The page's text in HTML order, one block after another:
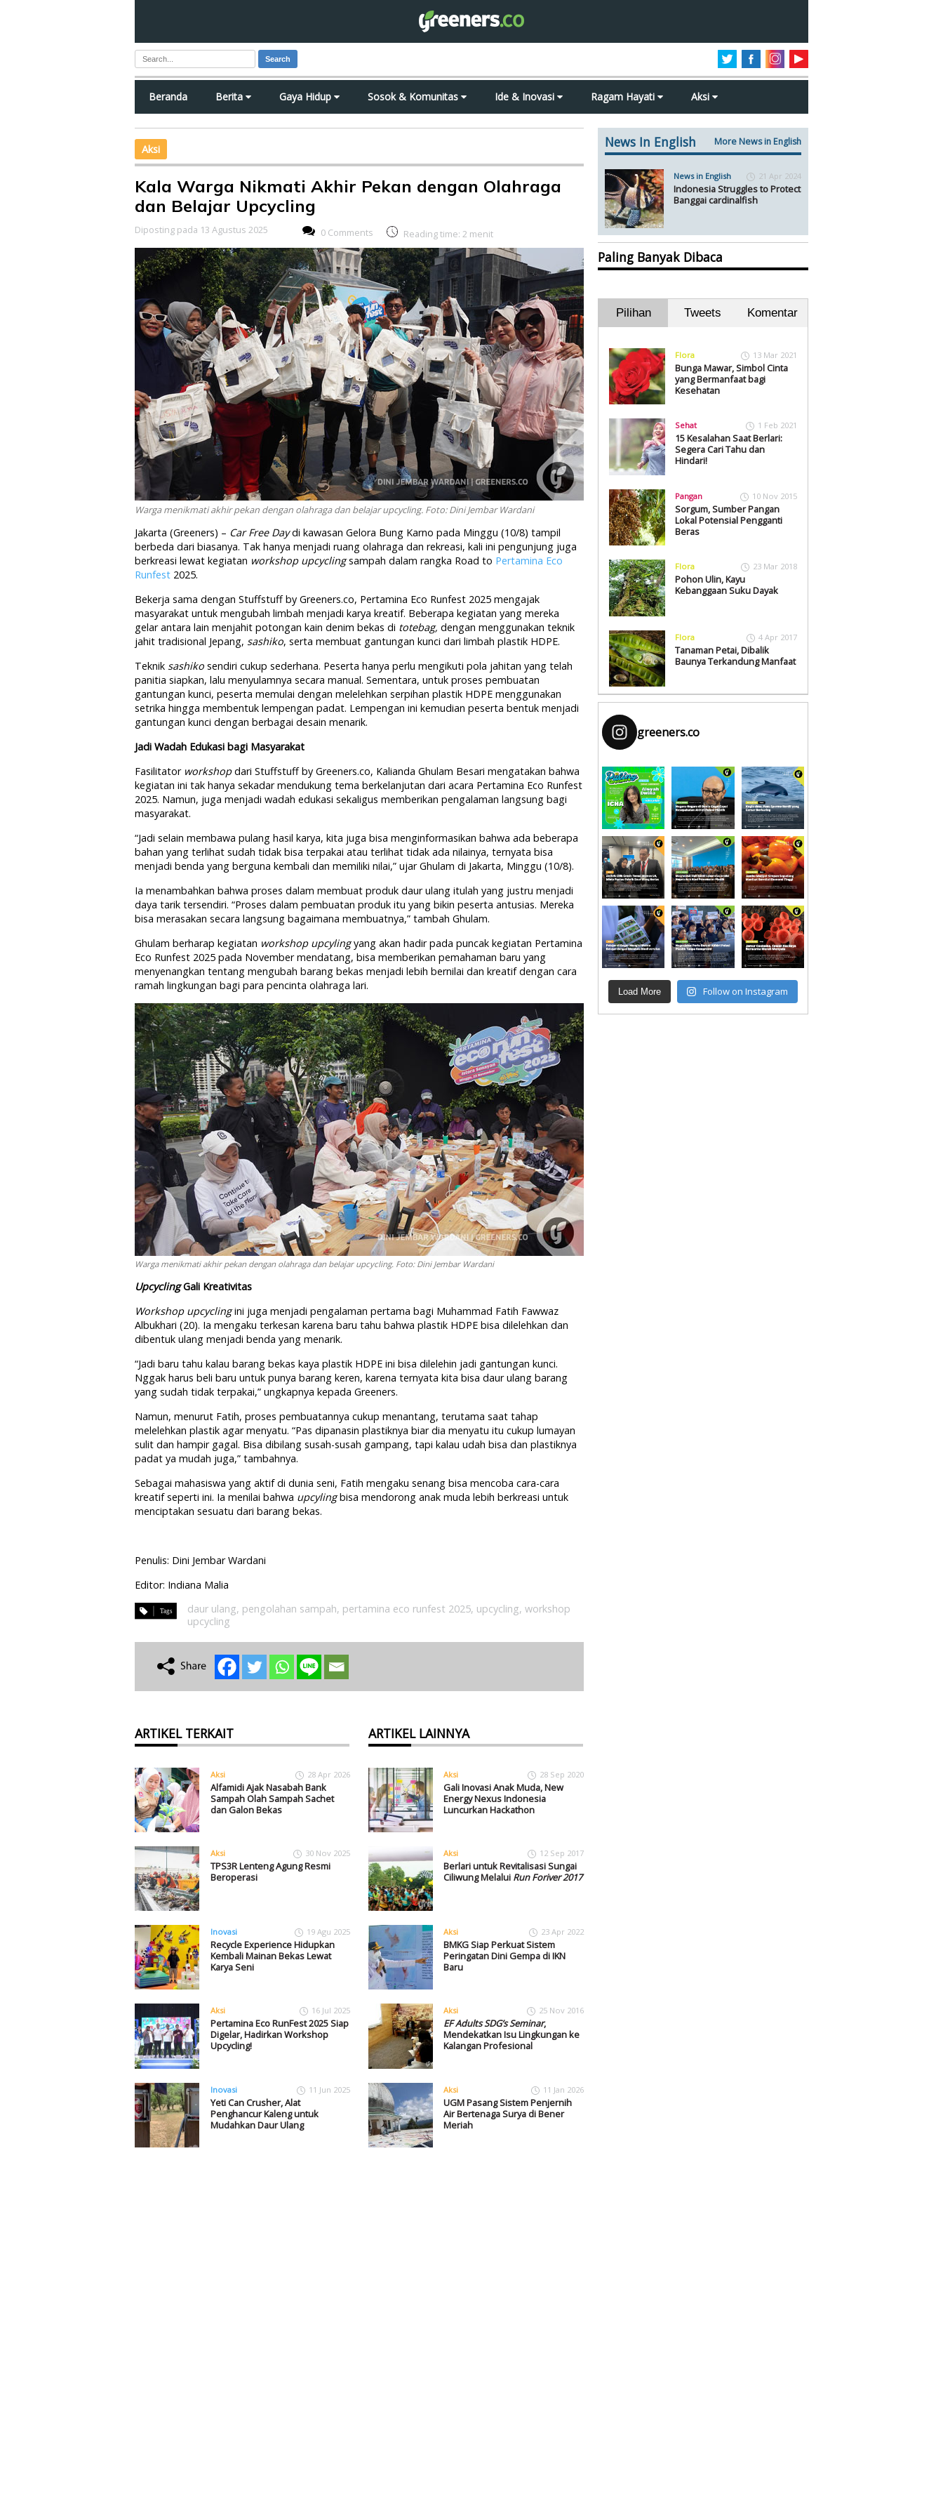
Search
Beranda Berita Gaya Hidup Sosok & Komunitas Ide & Inovasi Ragam Hayati Aksi
Aksi
Kala Warga Nikmati Akhir Pekan dengan Olahraga
dan Belajar Upcycling
Diposting pada 13 Agustus 2025 0 Comments Reading time: 2 menit
Warga menikmati akhir pekan dengan olahraga dan belajar upcycling. Foto: Dini Jembar Wardani
Jakarta (Greeners) – Car Free Daydi kawasan Gelora Bung Karno pada Minggu (10/8) tampil
berbeda dari biasanya. Tak hanya menjadi ruang olahraga dan rekreasi, kali ini pengunjung juga
berkreasi lewat kegiatan workshop upcyclingsampah dalam rangka Road to Pertamina Eco
Runfest 2025.
Bekerja sama dengan Stuffstuff by Greeners.co, Pertamina Eco Runfest 2025 mengajak
masyarakat untuk mengubah limbah menjadi karya kreatif. Beberapa kegiatan yang mereka
gelar antara lain menjahit potongan kain denim bekas di totebag, dengan menggunakan teknik
jahit tradisional Jepang, sashiko, serta membuat gantungan kunci dari limbah plastik HDPE.
Teknik sashiko sendiri cukup sederhana. Peserta hanya perlu mengikuti pola jahitan yang telah
panitia siapkan, lalu menyulamnya secara manual. Sementara, untuk proses pembuatan
gantungan kunci, peserta memulai dengan melelehkan serpihan plastik HDPE menggunakan
setrika hingga membentuk lempengan padat. Lempengan ini kemudian peserta bentuk menjadi
gantungan kunci dengan berbagai desain menarik.
Jadi Wadah Edukasi bagi Masyarakat
Fasilitator workshopdari Stuffstuff by Greeners.co, Kalianda Ghulam Besari mengatakan bahwa
kegiatan ini tak hanya sekadar mendukung tema berkelanjutan dari acara Pertamina Eco Runfest
2025. Namun, juga menjadi wadah edukasi sekaligus memberikan pengalaman langsung bagi
masyarakat.
“Jadi selain membawa pulang hasil karya, kita juga bisa menginformasikan bahwa ada beberapa
bahan yang terlihat sudah tidak bisa terpakai atau terlihat tidak ada nilainya, ternyata bisa
menjadi benda yang berguna kembali dan memiliki nilai,” ujar Ghulam di Jakarta, Minggu (10/8).
Ia menambahkan bahwa proses dalam membuat produk daur ulang itulah yang justru menjadi
daya tarik tersendiri. “Proses dalam pembuatan produk itu yang bikin peserta antusias. Mereka
bisa merasakan secara langsung bagaimana membuatnya,” tambah Ghulam.
Ghulam berharap kegiatan workshop upcylingyang akan hadir pada puncak kegiatan Pertamina
Eco Runfest 2025 pada November mendatang, bisa memberikan pemahaman baru yang
menyenangkan tentang mengubah barang bekas menjadi lebih bernilai dan kreatif dengan cara
ramah lingkungan bagi para pencinta olahraga lari.
Warga menikmati akhir pekan dengan olahraga dan belajar upcycling. Foto: Dini Jembar Wardani
UpcyclingGali Kreativitas
Workshop upcyclingini juga menjadi pengalaman pertama bagi Muhammad Fatih Fawwaz
Albukhari (20). Ia mengaku terkesan karena baru tahu bahwa plastik HDPE bisa dilelehkan dan
dibentuk ulang menjadi benda yang menarik.
“Jadi baru tahu kalau barang bekas kaya plastik HDPE ini bisa dilelehin jadi gantungan kunci.
Nggak harus beli baru untuk punya barang keren, karena ternyata kita bisa daur ulang barang
yang sudah tidak terpakai,” ungkapnya kepada Greeners.
Namun, menurut Fatih, proses pembuatannya cukup menantang, terutama saat tahap
melelehkan plastik agar menyatu. “Pas dipanasin plastiknya biar dia menyatu itu cukup lumayan
sulit dan hampir gagal. Bisa dibilang susah-susah gampang, tapi kalau udah bisa dan plastiknya
padat ya mudah juga,” tambahnya.
Sebagai mahasiswa yang aktif di dunia seni, Fatih mengaku senang bisa mencoba cara-cara
kreatif seperti ini. Ia menilai bahwa upcylingbisa mendorong anak muda lebih berkreasi untuk
menciptakan sesuatu dari barang bekas.
Penulis: Dini Jembar Wardani
Editor: Indiana Malia
daur ulang, pengolahan sampah, pertamina eco runfest 2025, upcycling, workshop
upcycling
ARTIKEL TERKAIT
Aksi 28 Apr 2026
Alfamidi Ajak Nasabah Bank
Sampah Olah Sampah Sachet
dan Galon Bekas
Aksi 30 Nov 2025
TPS3R Lenteng Agung Resmi
Beroperasi
Inovasi 19 Agu 2025
Recycle Experience Hidupkan
Kembali Mainan Bekas Lewat
Karya Seni
Aksi 16 Jul 2025
Pertamina Eco RunFest 2025 Siap
Digelar, Hadirkan Workshop
Upcycling!
Inovasi 11 Jun 2025
Yeti Can Crusher, Alat
Penghancur Kaleng untuk
Mudahkan Daur Ulang
ARTIKEL LAINNYA
Aksi 28 Sep 2020
Gali Inovasi Anak Muda, New
Energy Nexus Indonesia
Luncurkan Hackathon
Aksi 12 Sep 2017
Berlari untuk Revitalisasi Sungai
Ciliwung Melalui Run Foriver 2017
Aksi 23 Apr 2022
BMKG Siap Perkuat Sistem
Peringatan Dini Gempa di IKN
Baru
Aksi 25 Nov 2016
EF Adults SDG’s Seminar,
Mendekatkan Isu Lingkungan ke
Kalangan Profesional
Aksi 11 Jan 2026
UGM Pasang Sistem Penjernih
Air Bertenaga Surya di Bener
Meriah
News In English More News in English
News in English 21 Apr 2024
Indonesia Struggles to Protect
Banggai cardinalfish
Paling Banyak Dibaca
Pilihan Tweets Komentar
Flora 13 Mar 2021
Bunga Mawar, Simbol Cinta
yang Bermanfaat bagi
Kesehatan
Sehat 1 Feb 2021
15 Kesalahan Saat Berlari:
Segera Cari Tahu dan
Hindari!
Pangan 10 Nov 2015
Sorgum, Sumber Pangan
Lokal Potensial Pengganti
Beras
Flora 23 Mar 2018
Pohon Ulin, Kayu
Kebanggaan Suku Dayak
Flora 4 Apr 2017
Tanaman Petai, Dibalik
Baunya Terkandung Manfaat
greeners.co
Load More Follow on Instagram